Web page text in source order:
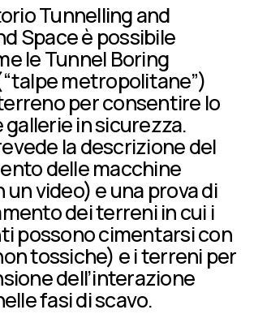
Tunnelling and
Space è possibile
le Tunnel Boring
metropolitane”)
per consentire lo
gallerie in sicurezza.
la descrizione del
delle macchine
un video) e una prova di
dei terreni in cui i
possono cimentarsi con
tossiche) e i terreni per
dell’interazione
fasi di scavo.